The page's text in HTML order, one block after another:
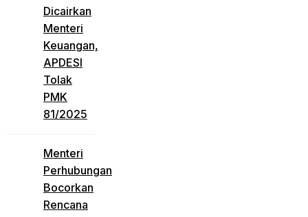
Dicairkan
Menteri
Keuangan,
APDESI
Tolak
PMK
81/2025
Menteri
Perhubungan
Bocorkan
Rencana